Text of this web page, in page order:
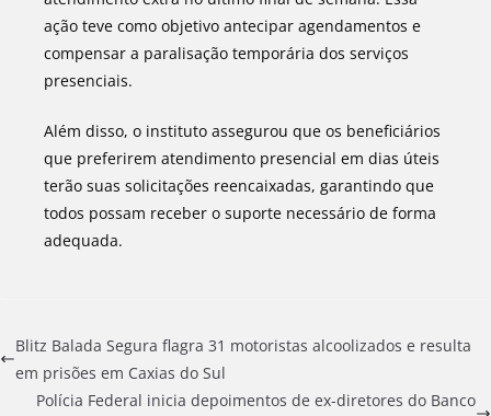
ação teve como objetivo antecipar agendamentos e
compensar a paralisação temporária dos serviços
presenciais.
Além disso, o instituto assegurou que os beneficiários
que preferirem atendimento presencial em dias úteis
terão suas solicitações reencaixadas, garantindo que
todos possam receber o suporte necessário de forma
adequada.
Blitz Balada Segura flagra 31 motoristas alcoolizados e resulta
em prisões em Caxias do Sul
Polícia Federal inicia depoimentos de ex-diretores do Banco